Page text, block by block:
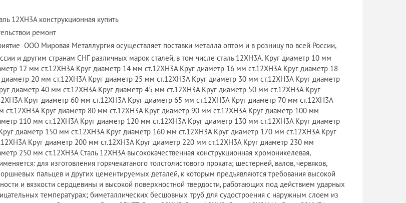
12ХН3А конструкционная купить
ремонт
ООО Мировая Металлургия осуществляет поставки металла оптом и в розницу по всей России,
и другим странам СНГ различных марок сталей, в том числе сталь 12ХН3А. Круг диаметр 10 мм
12 мм ст.12ХН3А Круг диаметр 14 мм ст.12ХН3А Круг диаметр 16 мм ст.12ХН3А Круг диаметр 18
20 мм ст.12ХН3А Круг диаметр 25 мм ст.12ХН3А Круг диаметр 30 мм ст.12ХН3А Круг диаметр
диаметр 40 мм ст.12ХН3А Круг диаметр 45 мм ст.12ХН3А Круг диаметр 50 мм ст.12ХН3А Круг
Круг диаметр 60 мм ст.12ХН3А Круг диаметр 65 мм ст.12ХН3А Круг диаметр 70 мм ст.12ХН3А
ст.12ХН3А Круг диаметр 80 мм ст.12ХН3А Круг диаметр 90 мм ст.12ХН3А Круг диаметр 100 мм
110 мм ст.12ХН3А Круг диаметр 120 мм ст.12ХН3А Круг диаметр 130 мм ст.12ХН3А Круг диаметр
диаметр 150 мм ст.12ХН3А Круг диаметр 160 мм ст.12ХН3А Круг диаметр 170 мм ст.12ХН3А Круг
Круг диаметр 200 мм ст.12ХН3А Круг диаметр 220 мм ст.12ХН3А Круг диаметр 230 мм
250 мм ст.12ХН3А Сталь 12ХН3А высококачественная конструкционная хромоникелевая,
для изготовления горячекатаного толстолистового проката; шестерней, валов, червяков,
пальцев и других цементируемых деталей, к которым предъявляются требования высокой
и вязкости сердцевины и высокой поверхностной твердости, работающих под действием ударных
температурах; биметаллических бесшовных труб для судостроения с наружным слоем из